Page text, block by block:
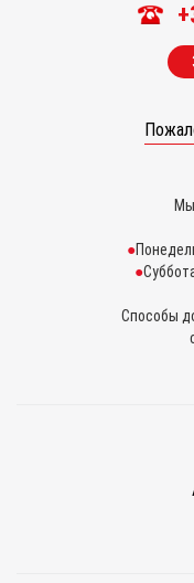
Способы